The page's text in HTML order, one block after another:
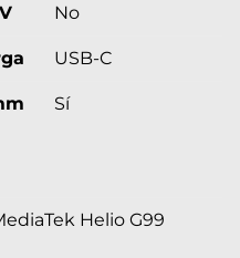
No
USB-C
Sí
Helio G99